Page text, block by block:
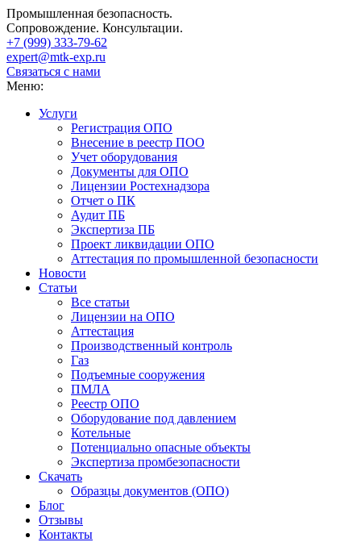
Промышленная безопасность.
Сопровождение. Консультации.
+7 (999) 333-79-62
expert@mtk-exp.ru
Связаться с нами
Меню:
Услуги
Регистрация ОПО
Внесение в реестр ПОО
Учет оборудования
Документы для ОПО
Лицензии Ростехнадзора
Отчет о ПК
Аудит ПБ
Экспертиза ПБ
Проект ликвидации ОПО
Аттестация по промышленной безопасности
Новости
Статьи
Все статьи
Лицензии на ОПО
Аттестация
Производственный контроль
Газ
Подъемные сооружения
ПМЛА
Реестр ОПО
Оборудование под давлением
Котельные
Потенциально опасные объекты
Экспертиза промбезопасности
Скачать
Образцы документов (ОПО)
Блог
Отзывы
Контакты